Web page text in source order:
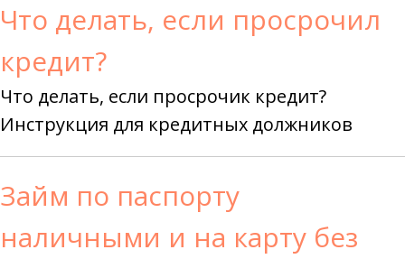
Что делать, если просрочил
кредит?
Что делать, если просрочик кредит?
Инструкция для кредитных должников
Займ по паспорту
наличными и на карту без